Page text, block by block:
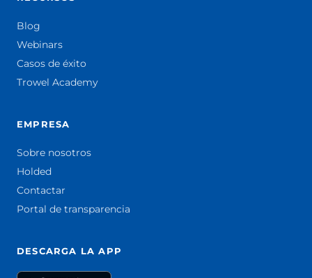
Blog
Webinars
Casos de éxito
Trowel Academy
EMPRESA
Sobre nosotros
Holded
Contactar
Portal de transparencia
DESCARGA LA APP